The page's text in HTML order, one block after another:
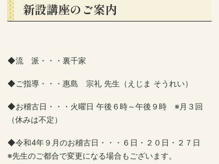
新設講座のご案内
◆流 派・・・裏千家
◆ご指導・・・惠島 宗礼 先生（えじま そうれい）
◆お稽古日・・・火曜日 午後６時～午後９時 ※月３回
（休みは不定）
◆令和4年９月のお稽古日・・・６日・２０日・２７日
※先生のご都合で変更になる場合もございます。